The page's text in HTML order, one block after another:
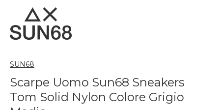
SUN68
Scarpe Uomo Sun68 Sneakers
Tom Solid Nylon Colore Grigio